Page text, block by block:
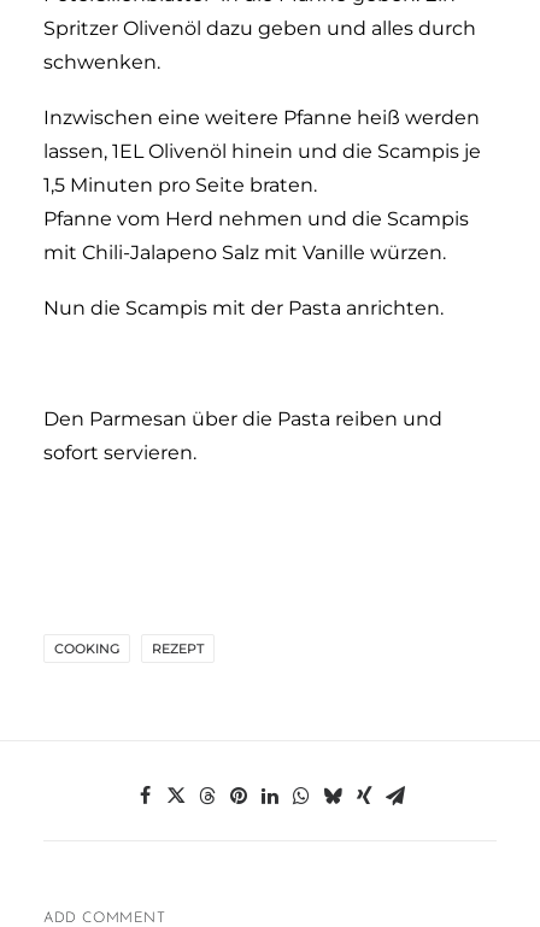
Spritzer Olivenöl dazu geben und alles durch
schwenken.
Inzwischen eine weitere Pfanne heiß werden
lassen, 1EL Olivenöl hinein und die Scampis je
1,5 Minuten pro Seite braten.
Pfanne vom Herd nehmen und die Scampis
mit Chili-Jalapeno Salz mit Vanille würzen.
Nun die Scampis mit der Pasta anrichten.
Den Parmesan über die Pasta reiben und
sofort servieren.
COOKING REZEPT
ADD COMMENT